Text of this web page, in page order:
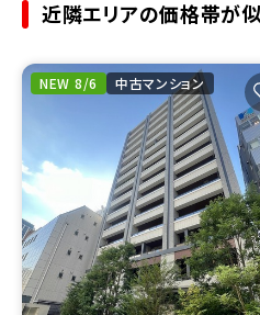
近隣エリアの価格帯が
NEW 8/6 中古マンション